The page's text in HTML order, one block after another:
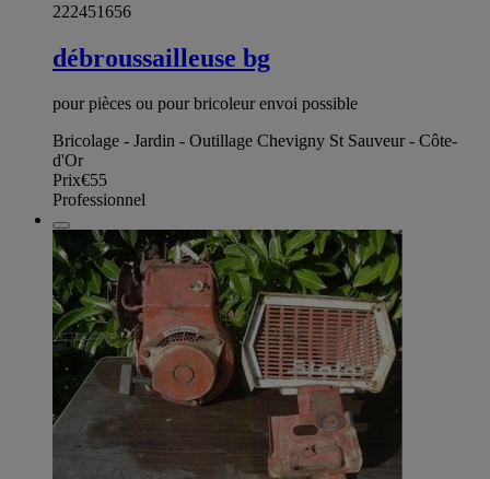
222451656
débroussailleuse bg
pour pièces ou pour bricoleur envoi possible
Bricolage - Jardin - Outillage Chevigny St Sauveur - Côte-
d'Or
Prix€55
Professionnel